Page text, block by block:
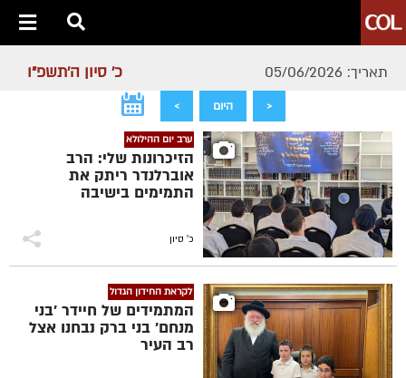
תאריך: 05/06/2026 כ' סיון ה׳תשפ״ו
< היום >
ערב יום ההילולא
הזיכרונות שלי: הרב
אוברלנדר ריתק את
התמימים בישיבה
כ' סיון
לקראת החידון הגדול
המתמידים של חיידר 'בני
מנחם' בני ברק נבחנו אצל
רב העיר